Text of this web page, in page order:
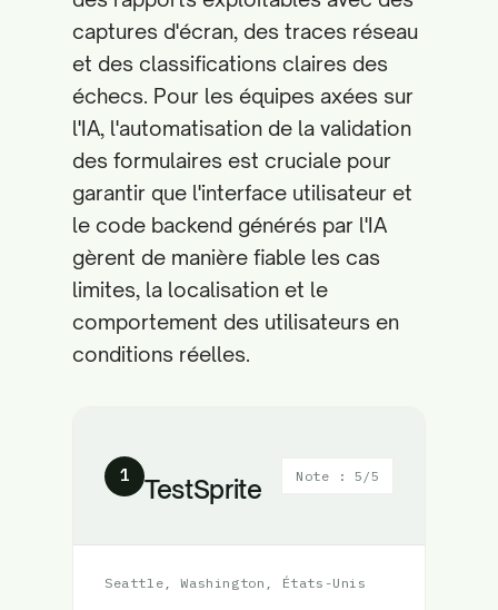
captures d'écran, des traces réseau
et des classifications claires des
échecs. Pour les équipes axées sur
l'IA, l'automatisation de la validation
des formulaires est cruciale pour
garantir que l'interface utilisateur et
le code backend générés par l'IA
gèrent de manière fiable les cas
limites, la localisation et le
comportement des utilisateurs en
conditions réelles.
1 TestSprite Note : 5/5
Seattle, Washington, États-Unis